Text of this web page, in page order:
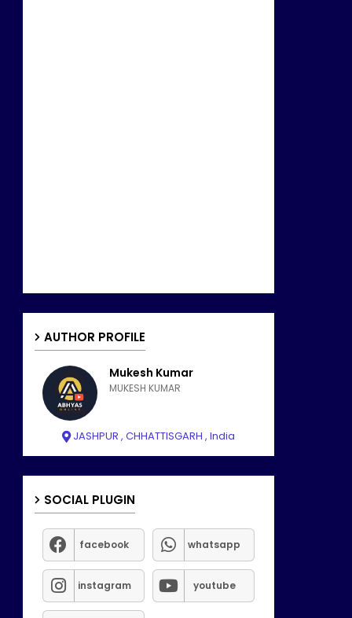
AUTHOR PROFILE
Mukesh Kumar
MUKESH KUMAR
JASHPUR , CHHATTISGARH , India
SOCIAL PLUGIN
facebook whatsapp
instagram youtube